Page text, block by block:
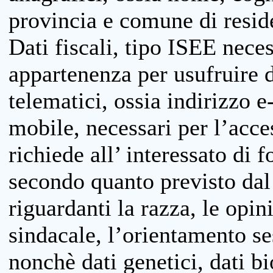
provincia e comune di
Dati fiscali, tipo ISEE
appartenenza per
telematici, ossia indirizzo
mobile, necessari per
richiede all’ interessato di
secondo quanto previsto
riguardanti la razza, le
sindacale, l’orientamento
nonchè dati genetici, dati